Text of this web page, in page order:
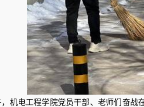
，机电工程学院党员干部、老师们奋战